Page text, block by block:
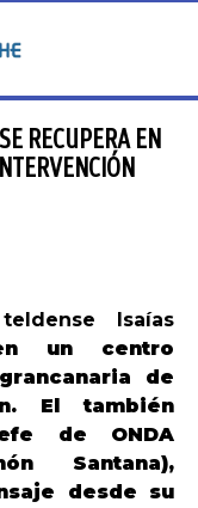
RECUPERA EN
Isaías
un centro
de
El también
de ONDA
Santana),
desde su